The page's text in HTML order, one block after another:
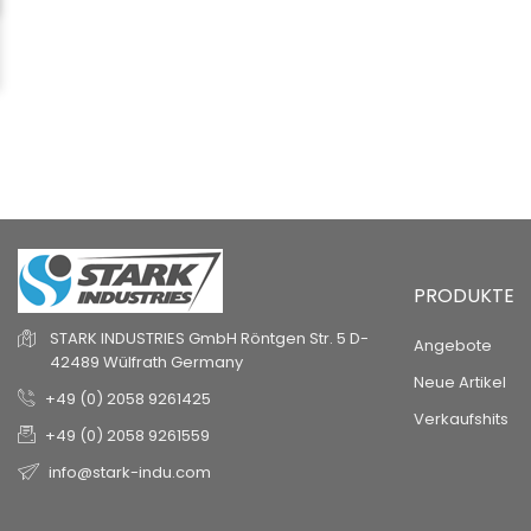
STARK INDUSTRIES GmbH Röntgen Str. 5 D-
42489 Wülfrath Germany
+49 (0) 2058 9261425
+49 (0) 2058 9261559
info@stark-indu.com
PRODUKTE
Angebote
Neue Artikel
Verkaufshits